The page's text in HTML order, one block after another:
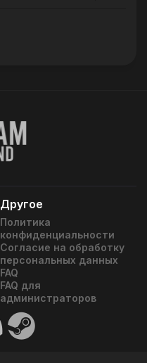
Другое
Политика
конфиденциальности
Согласие на обработку
персональных данных
FAQ
FAQ для
администраторов